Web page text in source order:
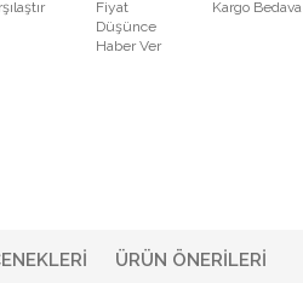
Fiyat
Düşünce
Haber Ver
Kargo Bedava
ÜRÜN ÖNERILERI